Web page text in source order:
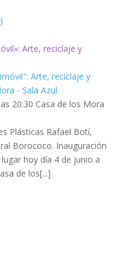
Arte, reciclaje y
20:30 Casa de los Mora
Plásticas Rafael Botí,
Borococo. Inauguración
hoy día 4 de junio a
de los[...]